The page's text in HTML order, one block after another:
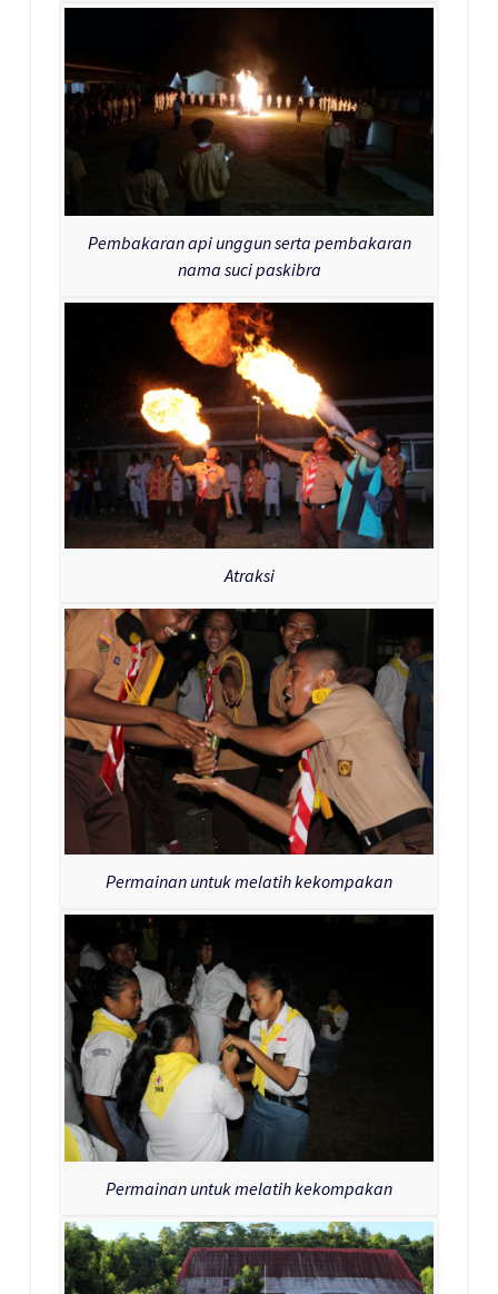
Pembakaran api unggun serta pembakaran
nama suci paskibra
Atraksi
Permainan untuk melatih kekompakan
Permainan untuk melatih kekompakan